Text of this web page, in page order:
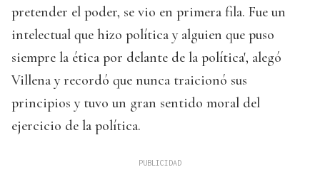
pretender el poder, se vio en primera fila. Fue un
intelectual que hizo política y alguien que puso
siempre la ética por delante de la política', alegó
Villena y recordó que nunca traicionó sus
principios y tuvo un gran sentido moral del
ejercicio de la política.